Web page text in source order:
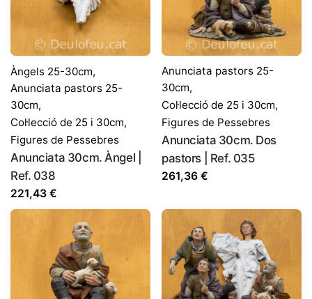
Àngels 25-30cm,
Anunciata pastors 25-
30cm,
Col·lecció de 25 i 30cm,
Figures de Pessebres
Anunciata 30cm. Àngel |
Ref. 038
221,43 €
Anunciata pastors 25-
30cm,
Col·lecció de 25 i 30cm,
Figures de Pessebres
Anunciata 30cm. Dos
pastors | Ref. 035
261,36 €